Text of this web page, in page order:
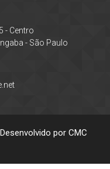
- Centro
- São Paulo
por CMC